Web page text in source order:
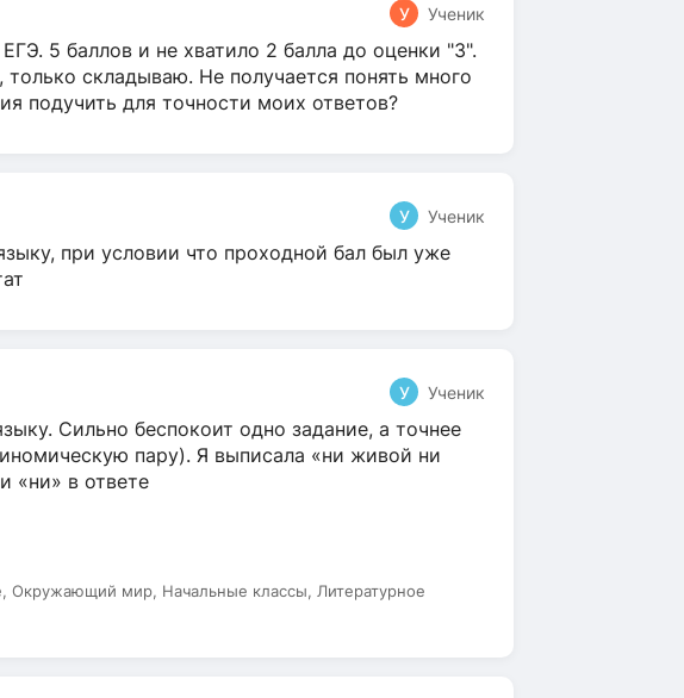
У Ученик
5 баллов и не хватило 2 балла до оценки "3".
складываю. Не получается понять много
подучить для точности моих ответов?
У Ученик
при условии что проходной бал был уже
У Ученик
Сильно беспокоит одно задание, а точнее
пару). Я выписала «ни живой ни
«ни» в ответе
Окружающий мир, Начальные классы, Литературное